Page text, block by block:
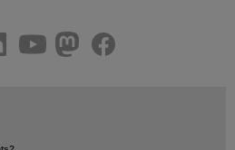
facebook